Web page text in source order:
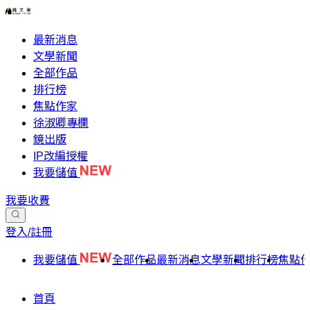
最新消息
文學新聞
全部作品
排行榜
焦點作家
徐淑卿專欄
鏡出版
IP改編授權
我要儲值
我要收費
登入/註冊
我要儲值 全部作品最新消息文學新聞排行榜焦點
首頁